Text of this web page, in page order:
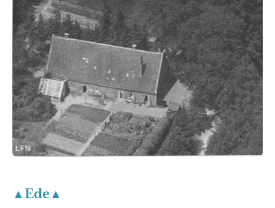
▲Ede▲